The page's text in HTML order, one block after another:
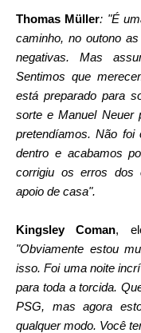
Thomas Müller: "É
caminho, no outono
negativas. Mas
Sentimos que
está preparado para
sorte e Manuel Neuer
pretendíamos. Não
dentro e acabamos
corrigiu os erros dos
apoio de casa".
Kingsley Coman,
"Obviamente estou
isso. Foi uma noite
para toda a torcida.
PSG, mas agora
qualquer modo. Você